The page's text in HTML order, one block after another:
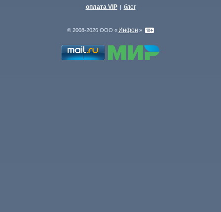
оплата VIP | блог
© 2008-2026 ООО « Инфон »